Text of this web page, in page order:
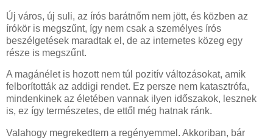
Új város, új suli, az írós barátnőm nem jött, és közben az
írókör is megszűnt, így nem csak a személyes írós
beszélgetések maradtak el, de az internetes közeg egy
része is megszűnt.
A magánélet is hozott nem túl pozitív változásokat, amik
felborították az addigi rendet. Ez persze nem katasztrófa,
mindenkinek az életében vannak ilyen időszakok, lesznek
is, ez így természetes, de ettől még hatnak ránk.
Valahogy megrekedtem a regényemmel. Akkoriban, bár